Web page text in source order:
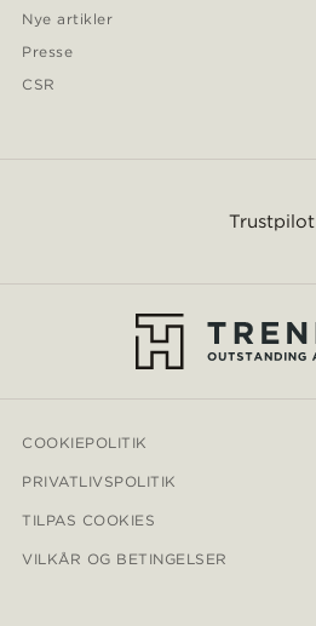
Nye artikler
Presse
CSR
Trustpilot
COOKIEPOLITIK
PRIVATLIVSPOLITIK
TILPAS COOKIES
VILKÅR OG BETINGELSER